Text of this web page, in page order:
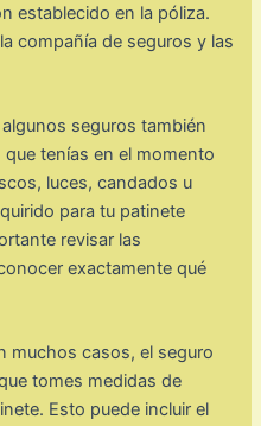
establecido en la póliza.
compañía de seguros y las
seguros también
tenías en el momento
luces, candados u
para tu patinete
revisar las
exactamente qué
muchos casos, el seguro
tomes medidas de
Esto puede incluir el